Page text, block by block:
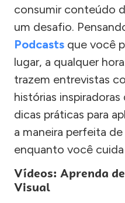
consumir conteúdo
um desafio.
Podcasts que você
lugar, a qualquer
trazem entrevistas
histórias
dicas práticas para
a maneira perfeita
enquanto você cuida
Vídeos: Aprenda
Visual